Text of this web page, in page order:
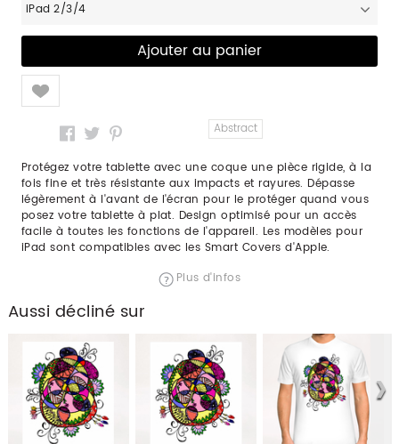
iPad 2/3/4
Like
Abstract
Protégez votre tablette avec une coque une pièce rigide, à la
fois fine et très résistante aux impacts et rayures. Dépasse
légèrement à l'avant de l'écran pour le protéger quand vous
posez votre tablette à plat. Design optimisé pour un accès
facile à toutes les fonctions de l'appareil. Les modèles pour
iPad sont compatibles avec les Smart Covers d'Apple.
Plus d'infos
Aussi décliné sur